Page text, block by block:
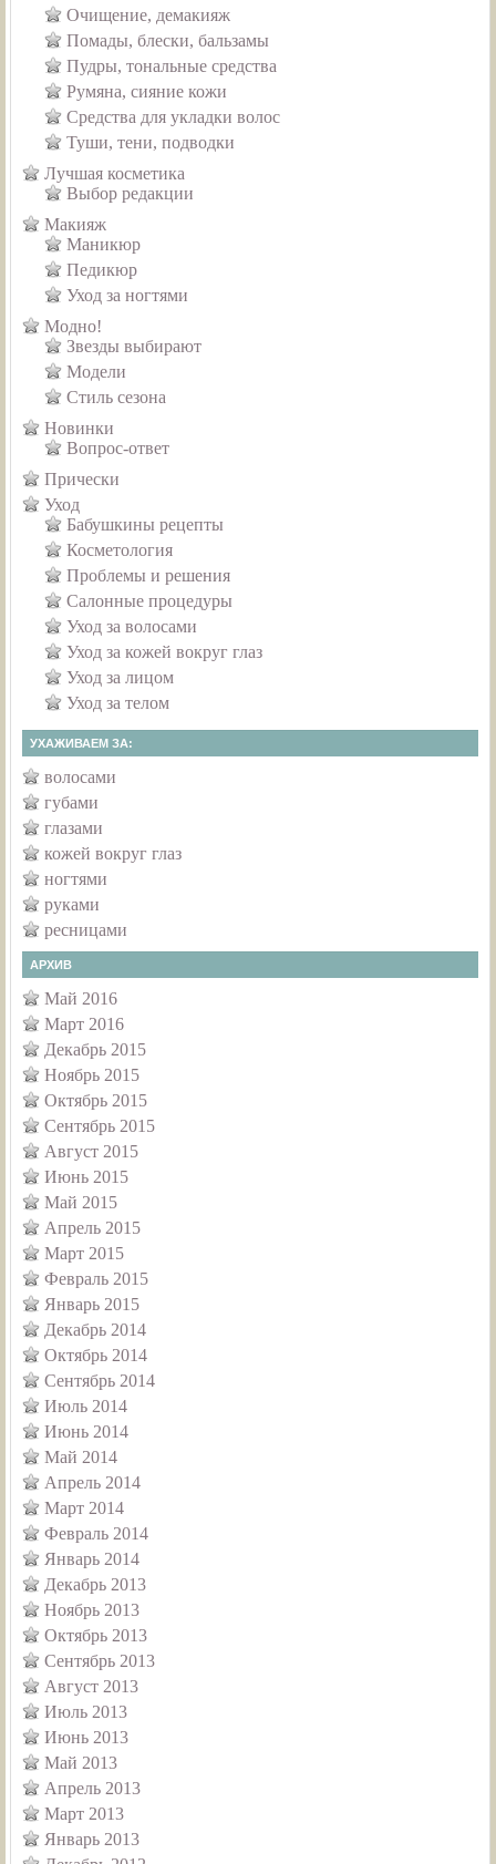
Очищение, демакияж
Помады, блески, бальзамы
Пудры, тональные средства
Румяна, сияние кожи
Средства для укладки волос
Туши, тени, подводки
Лучшая косметика
Выбор редакции
Макияж
Маникюр
Педикюр
Уход за ногтями
Модно!
Звезды выбирают
Модели
Стиль сезона
Новинки
Вопрос-ответ
Прически
Уход
Бабушкины рецепты
Косметология
Проблемы и решения
Салонные процедуры
Уход за волосами
Уход за кожей вокруг глаз
Уход за лицом
Уход за телом
УХАЖИВАЕМ ЗА:
волосами
губами
глазами
кожей вокруг глаз
ногтями
руками
ресницами
АРХИВ
Май 2016
Март 2016
Декабрь 2015
Ноябрь 2015
Октябрь 2015
Сентябрь 2015
Август 2015
Июнь 2015
Май 2015
Апрель 2015
Март 2015
Февраль 2015
Январь 2015
Декабрь 2014
Октябрь 2014
Сентябрь 2014
Июль 2014
Июнь 2014
Май 2014
Апрель 2014
Март 2014
Февраль 2014
Январь 2014
Декабрь 2013
Ноябрь 2013
Октябрь 2013
Сентябрь 2013
Август 2013
Июль 2013
Июнь 2013
Май 2013
Апрель 2013
Март 2013
Январь 2013